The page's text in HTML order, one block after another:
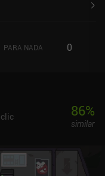
PARA NADA 0
86%
similar